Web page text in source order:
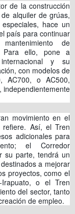
de la construcción
alquiler de grúas,
hace un
país para continuar
de
Para ello, pone a
y su
con modelos de
AC700, o AC500,
movimiento en el
Así, el Tren
adicionales para
el Corredor
su parte, tendrá un
a mejorar
proyectos, como el
Irapuato, o el Tren
del sector, tanto
de empleo.